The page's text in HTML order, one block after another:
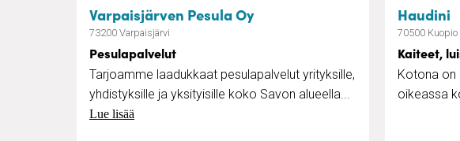
Varpaisjärven Pesula Oy– Pesulapalvelut
73200 Varpaisjärvi
Pesulapalvelut
Tarjoamme laadukkaat pesulapalvelut yrityksille,
yhdistyksille ja yksityisille koko Savon alueella...
Lue lisää
Haudini
70500 Kuopio
Kaiteet,
Kotona on
oikeassa